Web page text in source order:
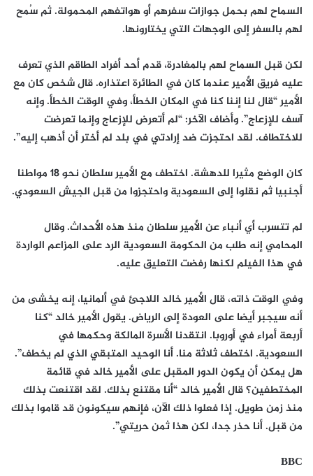
السماح لهم بحمل جوازات سفرهم أو هواتفهم المحمولة. ثم سُمح
لهم بالسفر إلى الوجهات التي يختارونها.
لكن قبل السماح لهم بالمغادرة، قدم أحد أفراد الطاقم الذي تعرف
عليه فريق الأمير عندما كان في الطائرة اعتذاره. قال شخص كان مع
الأمير “قال لنا إننا كنا في المكان الخطأ، وفي الوقت الخطأ. وإنه
آسف للإزعاج”. وأضاف الآخر: “لم أتعرض للإزعاج وإنما تعرضت
للاختطاف. لقد احتجزت ضد إرادتي في بلد لم أختر أن أذهب إليه”.
كان الوضع مثيرا للدهشة. اختطف مع الأمير سلطان نحو 18 مواطنا
أجنبيا ثم نقلوا إلى السعودية واحتجزوا من قبل الجيش السعودي.
لم تتسرب أي أنباء عن الأمير سلطان منذ هذه الأحداث. وقال
المحامي إنه طلب من الحكومة السعودية الرد على المزاعم الواردة
في هذا الفيلم لكنها رفضت التعليق عليه.
وفي الوقت ذاته، قال الأمير خالد اللاجئ في ألمانيا، إنه يخشى من
أنه سيجبر أيضا على العودة إلى الرياض. يقول الأمير خالد “كنا
أربعة أمراء في أوروبا. انتقدنا الأسرة المالكة وحكمها في
السعودية. اختطف ثلاثة منا. أنا الوحيد المتبقي الذي لم يخطف”.
هل يمكن أن يكون الدور المقبل على الأمير خالد في قائمة
المختطفين؟ قال الأمير خالد “أنا مقتنع بذلك. لقد اقتنعت بذلك
منذ زمن طويل. إذا فعلوا ذلك الآن، فإنهم سيكونون قد قاموا بذلك
من قبل. أنا حذر جدا، لكن هذا ثمن حريتي”.
BBC